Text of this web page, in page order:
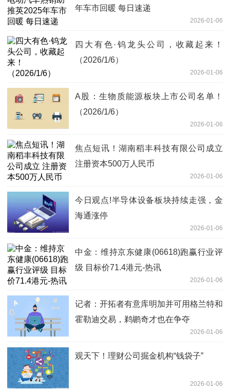
年车市回暖 每日速递
2026-01-06
四大有色·钨龙头公司，收藏起来！
（2026/1/6）
2026-01-06
A股：生物质能源板块上市公司名单！
（2026/1/6）
2026-01-06
焦点短讯！湖南稻丰科技有限公司成立
注册资本500万人民币
2026-01-06
今日观点!半导体设备板块持续走强，金
海通涨停
2026-01-06
中金：维持京东健康(06618)跑赢行业评
级 目标价71.4港元-热讯
2026-01-06
记者：开拓者有意库明加并可用格兰特和
霍勒迪交易，鹈鹕奇才也在争夺
2026-01-06
观天下！理财公司掘金机构“钱袋子”
2026-01-06